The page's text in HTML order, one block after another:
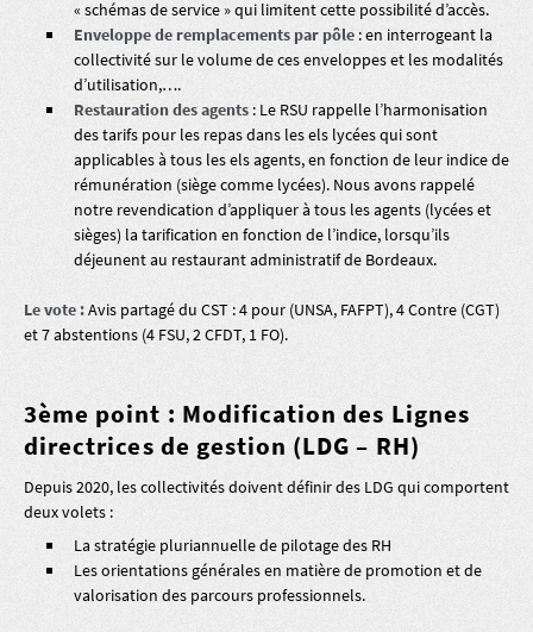
« schémas de service » qui limitent cette possibilité d’accès.
Enveloppe de remplacements par pôle : en interrogeant la
collectivité sur le volume de ces enveloppes et les modalités
d’utilisation,….
Restauration des agents : Le RSU rappelle l’harmonisation
des tarifs pour les repas dans les els lycées qui sont
applicables à tous les els agents, en fonction de leur indice de
rémunération (siège comme lycées). Nous avons rappelé
notre revendication d’appliquer à tous les agents (lycées et
sièges) la tarification en fonction de l’indice, lorsqu’ils
déjeunent au restaurant administratif de Bordeaux.
Le vote :Avis partagé du CST : 4 pour (UNSA, FAFPT), 4 Contre (CGT)
et 7 abstentions (4 FSU, 2 CFDT, 1 FO).
3ème point : Modification des Lignes
directrices de gestion (LDG – RH)
Depuis 2020, les collectivités doivent définir des LDG qui comportent
deux volets :
La stratégie pluriannuelle de pilotage des RH
Les orientations générales en matière de promotion et de
valorisation des parcours professionnels.